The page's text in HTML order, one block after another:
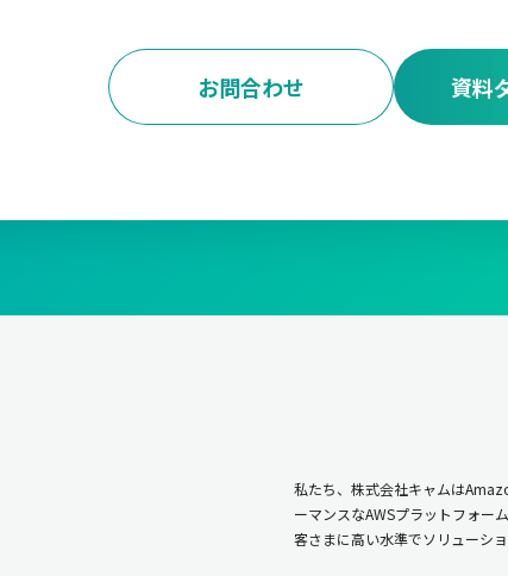
資料
お問合わせ
私たち、株式会社キャムは
ーマンスなAWSプラットフォー
客さまに高い水準でソリューショ